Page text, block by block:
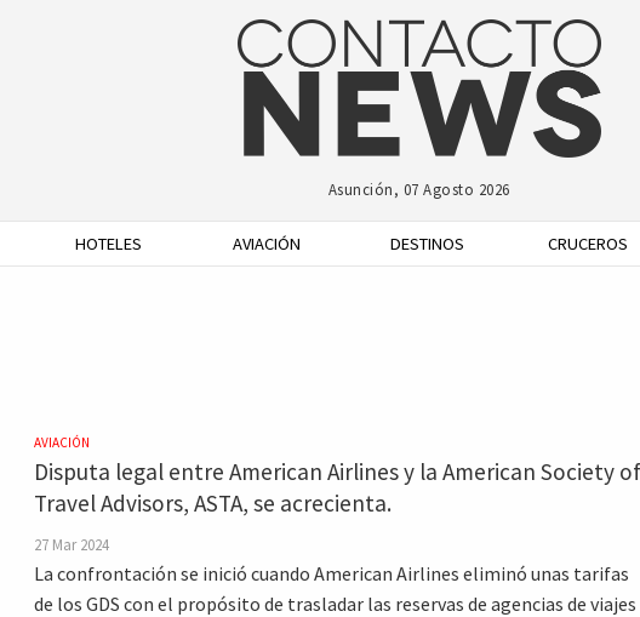
Asunción, 07 Agosto 2026
HOTELES AVIACIÓN DESTINOS CRUCEROS
AVIACIÓN
Disputa legal entre American Airlines y la American Society of
Travel Advisors, ASTA, se acrecienta.
27 Mar 2024
La confrontación se inició cuando American Airlines eliminó unas tarifas
de los GDS con el propósito de trasladar las reservas de agencias de viajes